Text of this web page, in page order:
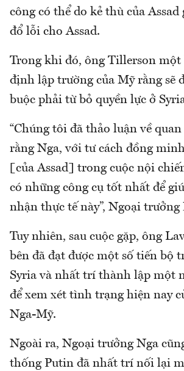
công có thể do kẻ thù của Assad
đổ lỗi cho Assad.
Trong khi đó, ông Tillerson một
định lập trường của Mỹ rằng sẽ
buộc phải từ bỏ quyền lực ở
“Chúng tôi đã thảo luận về
rằng Nga, với tư cách đồng
[của Assad] trong cuộc nội
có những công cụ tốt nhất để
nhận thực tế này”, Ngoại trưởng
Tuy nhiên, sau cuộc gặp, ông
bên đã đạt được một số tiến bộ
Syria và nhất trí thành lập một
để xem xét tình trạng hiện nay
Nga-Mỹ.
Ngoài ra, Ngoại trưởng Nga
thống Putin đã nhất trí nối lại